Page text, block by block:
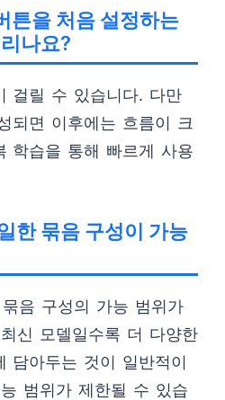
튼을 처음 설정하는
나요?
걸릴 수 있습니다. 다만
되면 이후에는 흐름이 크
학습을 통해 빠르게 사용
한 묶음 구성이 가능
음 구성의 가능 범위가
신 모델일수록 더 다양한
담아두는 것이 일반적이
범위가 제한될 수 있습